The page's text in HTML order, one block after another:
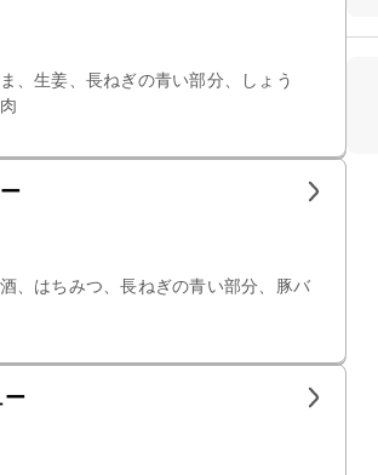
、生姜、長ねぎの青い部分、しょう
、はちみつ、長ねぎの青い部分、豚バ
ー